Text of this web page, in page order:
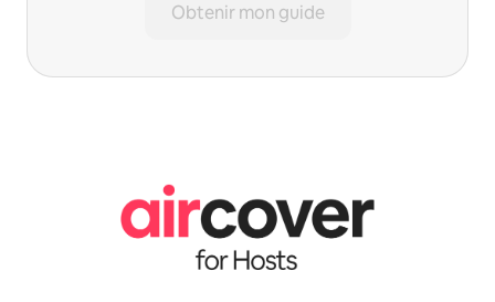
Obtenir mon guide